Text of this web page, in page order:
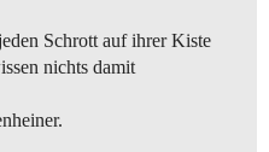
Schrott auf ihrer Kiste
nichts damit